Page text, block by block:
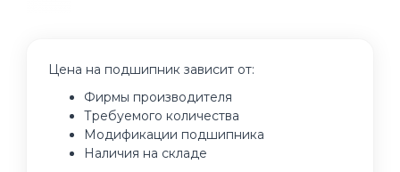
Цена на подшипник зависит от:
Фирмы производителя
Требуемого количества
Модификации подшипника
Наличия на складе